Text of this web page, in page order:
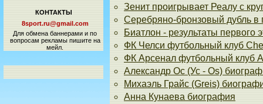
КОНТАКТЫ
8sport.ru@gmail.com
Для обмена баннерами и по
вопросам рекламы пишите на
мейл.
Зенит проигрывает Реалу с
Серебряно-бронзовый дубль в
Биатлон - результаты первого
ФК Челси футбольный клуб
ФК Арсенал футбольный клуб
Александр Ос (Ус - Os)
Михаэль Грайс (Greis)
Анна Кунаева биография